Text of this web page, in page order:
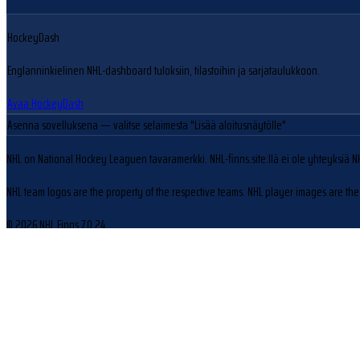
HockeyDash
Englanninkielinen NHL-dashboard tuloksiin, tilastoihin ja sarjataulukkoon.
Avaa HockeyDash
Asenna sovelluksena — valitse selaimesta "Lisää aloitusnäytölle"
NHL on National Hockey Leaguen tavaramerkki. NHL-finns.site:llä ei ole yhteyksiä
NHL team logos are the property of the respective teams. NHL player images are
© 2026 NHL Finns7.0.24